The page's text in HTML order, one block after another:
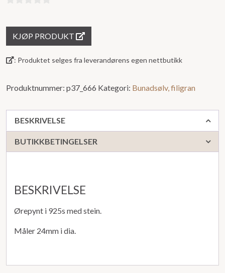
KJØP PRODUKT
: Produktet selges fra leverandørens egen nettbutikk
Produktnummer: p37_666 Kategori: Bunadsølv, filigran
BESKRIVELSE
BUTIKKBETINGELSER
BESKRIVELSE
Ørepynt i 925s med stein.
Måler 24mm i dia.